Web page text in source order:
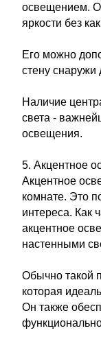
освещением.
яркости без
Его можно
стену снаружи
Наличие
света -
освещения.
5. Акцентное
Акцентное
комнате. Это
интереса. Как
акцентное
настенными
Обычно такой
которая
Он также